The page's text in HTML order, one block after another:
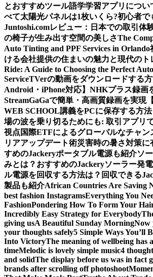
とおすすめツール語学学習アプリについ
べて太陽光パネルは1枚いくら?初心者
Juntoshi.comレビュー：日本での取引体
の椅子が生み出す空間の美しさThe
Auto Tinting and PPF Services in Orlando
ける会社提供の住まいの魅力と現代のト
Ride: A Guide to Choosing the Perfect
ServiceTVerの動画をダウンロードする方
Android・iPhone対応】 NHKプラス録画
StreamGaGaで簡単・高画質録画を実現
WEB SCHOOL講義をPCに保存する方
場の波を乗り切るためにも: 取引アプリ
視点 国際ETFによるグローバルなチャン
リアアップデート術災害時の暑さ対策に
すめのJackeryポータブル電源も紹介ソ
みとは？おすすめのJackeryソーラー発
ル電源を回収する方法は？回収できる
製品も紹介African Countries Are Saving
best fashion InstagramsEverything You
FashionPondering How To Form Your
Incredibly Easy Strategy for Everybody
giving usA Beautiful Sunday MorningNow
your thoughts safely5 Simple Ways You’ll
Into VictoryThe meaning of wellbeing has
timeMelodic is lovely simple music4
and solidThe display before us was in fact
brands after scrolling off photoshoot